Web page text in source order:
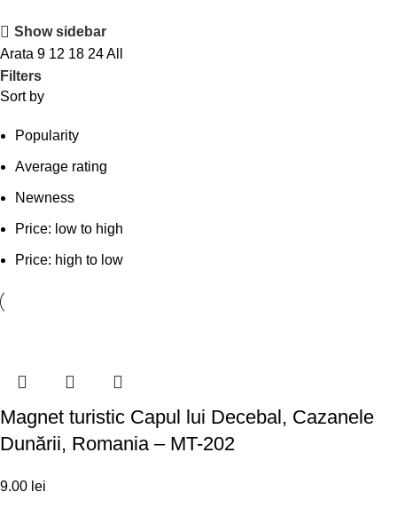
Show sidebar
Arata 9 12 18 24All
Filters
Sort by
Popularity
Average rating
Newness
Price: low to high
Price: high to low
Magnet turistic Capul lui Decebal, Cazanele
Dunării, Romania – MT-202
9.00 lei